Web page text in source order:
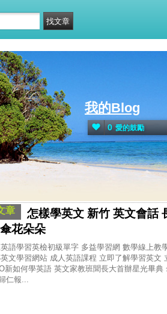
我的Blog
0 愛的鼓勵
章
怎樣學英文 新竹 英文會話
花朵朵
語學習英檢初級單字 多益學習網 數學線上教
文學習網站 成人英語課程 立即了解學習英文
新如何學英語 英文家教班聞長大首辦星光畢典
仁報...